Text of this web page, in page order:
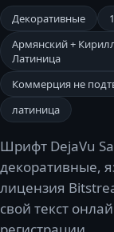
Декоративные 1
Армянский +
Латиница
Коммерция не
латиница
Шрифт DejaVu
декоративные,
лицензия
свой текст